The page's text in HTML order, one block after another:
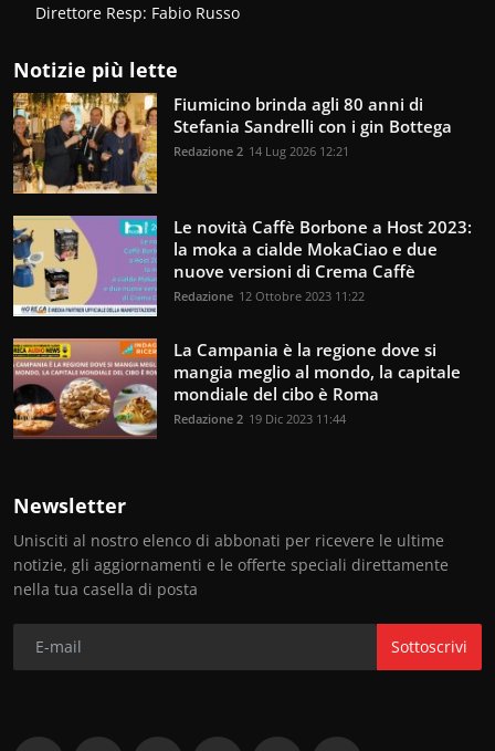
Direttore Resp: Fabio Russo
Notizie più lette
Fiumicino brinda agli 80 anni di
Stefania Sandrelli con i gin Bottega
Redazione 2 14 Lug 2026 12:21
Le novità Caffè Borbone a Host 2023:
la moka a cialde MokaCiao e due
nuove versioni di Crema Caffè
Redazione 12 Ottobre 2023 11:22
La Campania è la regione dove si
mangia meglio al mondo, la capitale
mondiale del cibo è Roma
Redazione 2 19 Dic 2023 11:44
Newsletter
Unisciti al nostro elenco di abbonati per ricevere le ultime
notizie, gli aggiornamenti e le offerte speciali direttamente
nella tua casella di posta
Sottoscrivi